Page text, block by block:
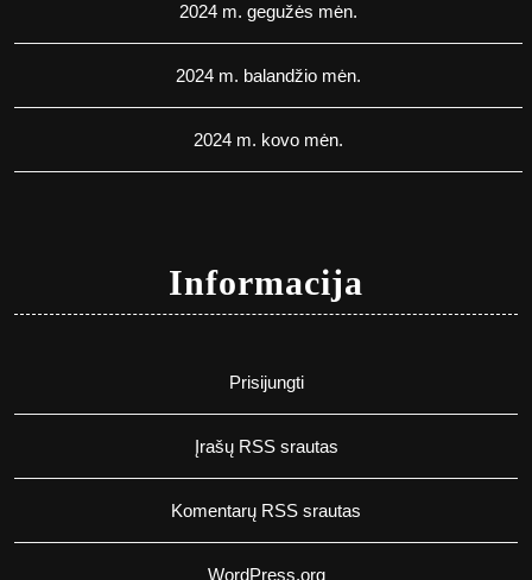
2024 m. gegužės mėn.
2024 m. balandžio mėn.
2024 m. kovo mėn.
Informacija
Prisijungti
Įrašų RSS srautas
Komentarų RSS srautas
WordPress.org